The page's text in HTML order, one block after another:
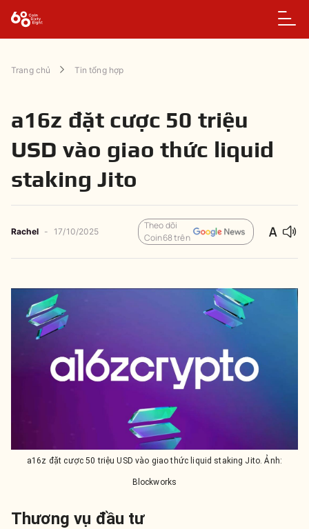
Trang chủ Tin tổng hợp
a16z đặt cược 50 triệu
USD vào giao thức liquid
staking Jito
Rachel - 17/10/2025
Theo dõi
Coin68 trên
a16z đặt cược 50 triệu USD vào giao thức liquid staking Jito. Ảnh:
Blockworks
Thương vụ đầu tư